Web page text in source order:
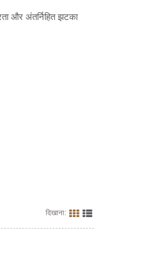
और अंतर्निहित झटका
दिखाना: